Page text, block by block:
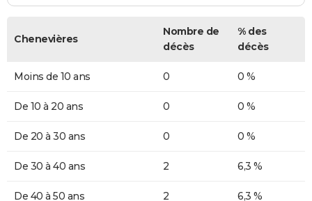
Chenevières
Nombre de
décès
% des
décès
Moins de 10 ans 0 0 %
De 10 à 20 ans 0 0 %
De 20 à 30 ans 0 0 %
De 30 à 40 ans 2 6,3 %
De 40 à 50 ans 2 6,3 %